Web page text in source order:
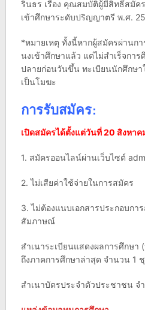
รินธร เรื่อง คุณสมบัติผู้มีสิทธิ์สมัค
เข้าศึกษาระดับปริญญาตรี พ.ศ.
*หมายเหตุ ทั้งนี้หากผู้สมัครผ่านก
นงเข้าศึกษาแล้ว แต่ไม่สําเร็จกา
ปลายก่อนวันขึ้น ทะเบียนนักศึกษา
เป็นโมฆะ
การรับสมัคร:
เปิดสมัครได้ตั้งแต่วันที่ 20 สิงหา
1. สมัครออนไลน์ผ่านเว็บไซต์
2. ไม่เสียค่าใช้จ่ายในการสมัคร
3. ไม่ต้องแนบเอกสารประกอบก
สัมภาษณ์
สําเนาระเบียนแสดงผลการศึกษา
ถึงภาคการศึกษาล่าสุด จํานวน 1
สําเนาบัตรประจําตัวประชาชน จํ